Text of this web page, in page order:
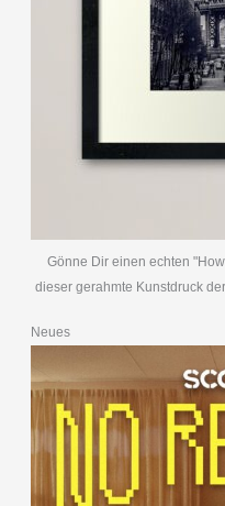
Gönne Dir einen echten
dieser gerahmte Kunstdruck
Neues